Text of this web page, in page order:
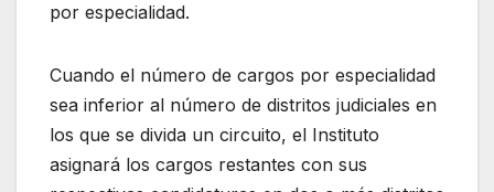
por especialidad.
Cuando el número de cargos por especialidad
sea inferior al número de distritos judiciales en
los que se divida un circuito, el Instituto
asignará los cargos restantes con sus